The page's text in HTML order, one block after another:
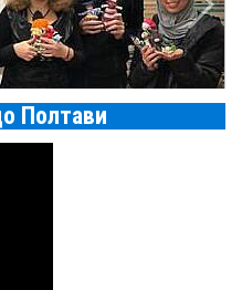
Полтави